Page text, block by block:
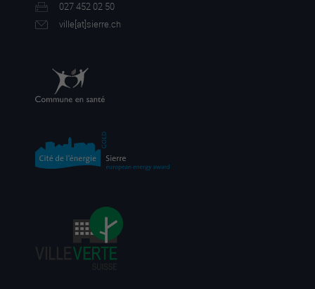
027 452 02 50
ville[at]sierre.ch